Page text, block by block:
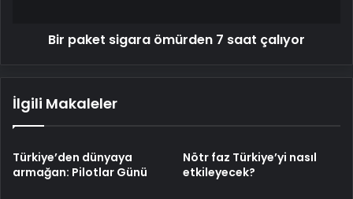
Bir paket sigara ömürden 7 saat çalıyor
İlgili Makaleler
Türkiye’den dünyaya
armağan: Pilotlar Günü
Nötr faz Türkiye’yi nasıl
etkileyecek?